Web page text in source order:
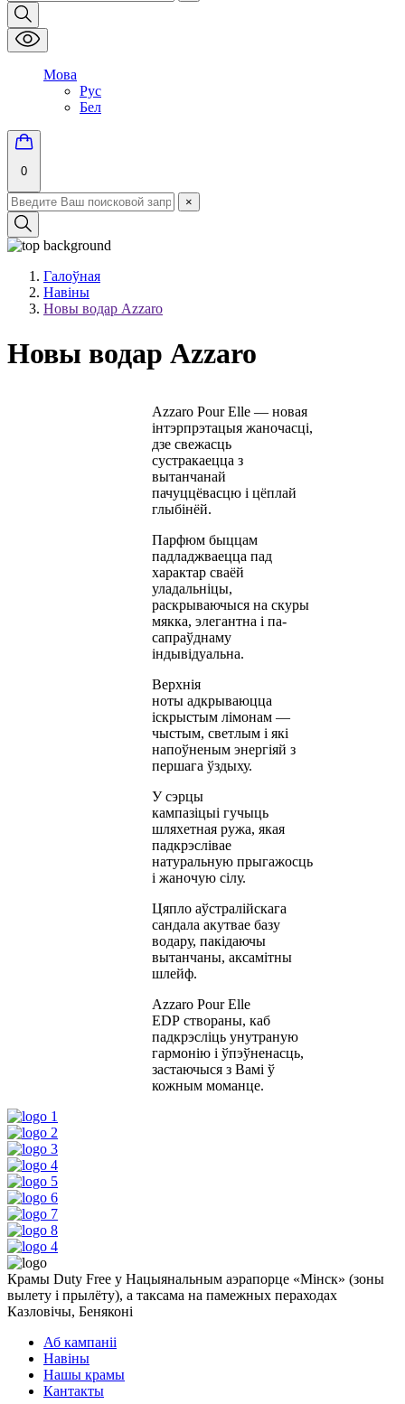
Мова
Рус
Бел
0
×
Галоўная
Навіны
Новы водар Azzaro
Новы водар Azzaro
Azzaro Pour Elle — новая
інтэрпрэтацыя жаночасці,
дзе свежасць
сустракаецца з
вытанчанай
пачуццёвасцю і цёплай
глыбінёй.
Парфюм быццам
падладжваецца пад
характар сваёй
уладальніцы,
раскрываючыся на скуры
мякка, элегантна і па-
сапраўднаму
індывідуальна.
Верхнія
ноты адкрываюцца
іскрыстым лімонам —
чыстым, светлым і які
напоўненым энергіяй з
першага ўздыху.
У сэрцы
кампазіцыі гучыць
шляхетная ружа, якая
падкрэслівае
натуральную прыгажосць
і жаночую сілу.
Цяпло аўстралійскага
сандала акутвае базу
водару, пакідаючы
вытанчаны, аксамітны
шлейф.
Azzaro Pour Elle
EDP створаны, каб
падкрэсліць унутраную
гармонію і ўпэўненасць,
застаючыся з Вамі ў
кожным моманце.
Крамы Duty Free у Нацыянальным аэрапорце «Мінск» (зоны
вылету і прылёту), а таксама на памежных пераходах
Казловічы, Беняконі
Аб кампаніі
Навіны
Нашы крамы
Кантакты